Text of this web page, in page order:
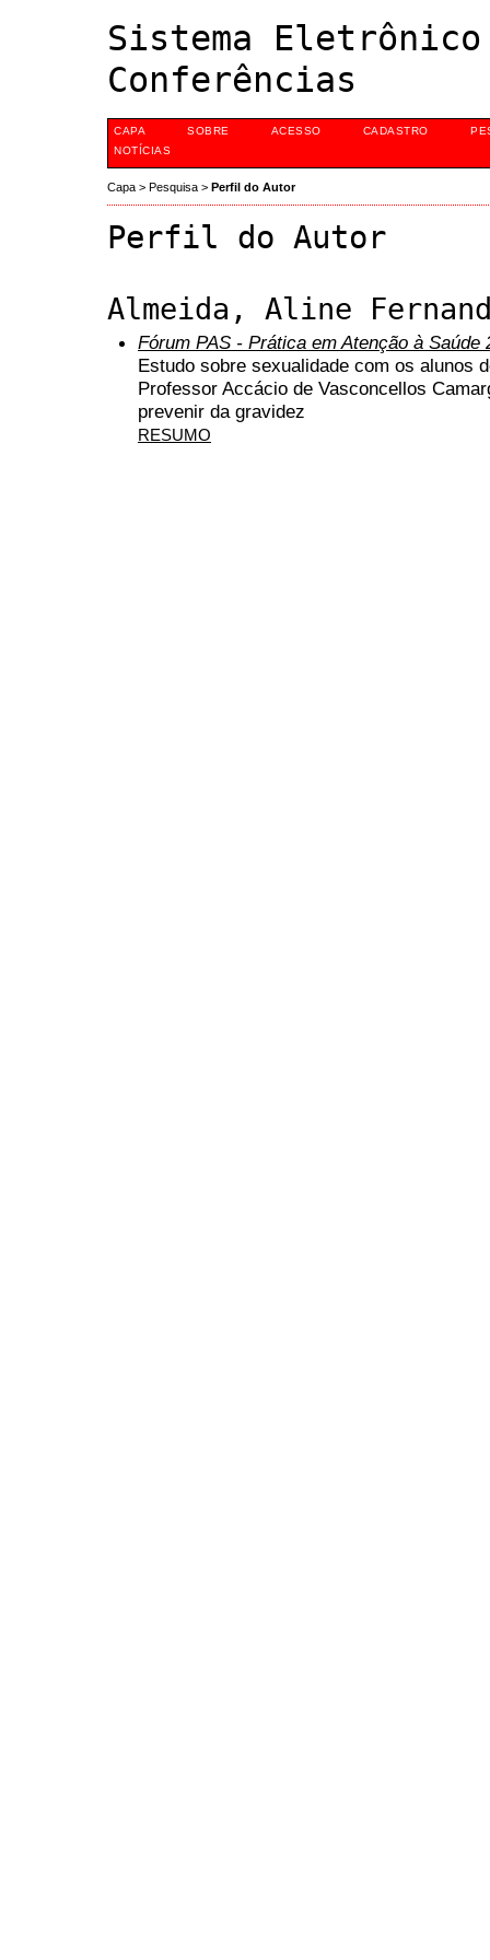
Sistema
Conferências
CAPA SOBRE ACESSO CADASTRO
NOTÍCIAS
Capa > Pesquisa > Perfil do Autor
Perfil do Autor
Almeida, Aline
Fórum PAS - Prática em Atenção à Saúde
Estudo sobre sexualidade com os alunos
Professor Accácio de Vasconcellos
prevenir da gravidez
RESUMO